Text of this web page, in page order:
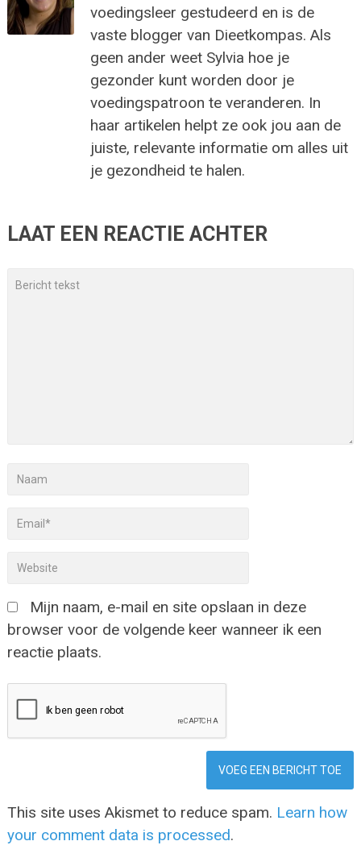
voedingsleer gestudeerd en is de
vaste blogger van Dieetkompas. Als
geen ander weet Sylvia hoe je
gezonder kunt worden door je
voedingspatroon te veranderen. In
haar artikelen helpt ze ook jou aan de
juiste, relevante informatie om alles uit
je gezondheid te halen.
LAAT EEN REACTIE ACHTER
Mijn naam, e-mail en site opslaan in deze
browser voor de volgende keer wanneer ik een
reactie plaats.
This site uses Akismet to reduce spam. Learn how
your comment data is processed.